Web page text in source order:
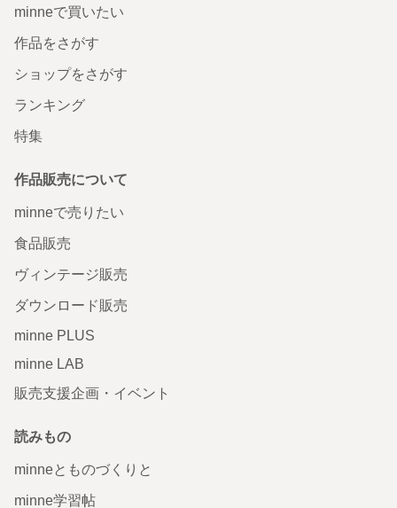
minneで買いたい
作品をさがす
ショップをさがす
ランキング
特集
作品販売について
minneで売りたい
食品販売
ヴィンテージ販売
ダウンロード販売
minne PLUS
minne LAB
販売支援企画・イベント
読みもの
minneとものづくりと
minne学習帖